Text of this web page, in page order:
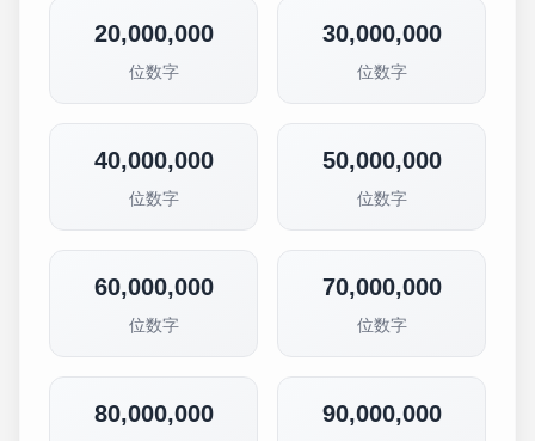
20,000,000
位数字
30,000,000
位数字
40,000,000
位数字
50,000,000
位数字
60,000,000
位数字
70,000,000
位数字
80,000,000 90,000,000